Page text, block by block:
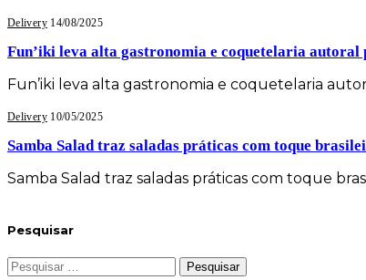
Delivery 14/08/2025
Fun’iki leva alta gastronomia e coquetelaria
Fun’iki leva alta gastronomia e coquetelaria
Delivery 10/05/2025
Samba Salad traz saladas práticas com toque
Samba Salad traz saladas práticas com toque
Pesquisar
Pesquisar